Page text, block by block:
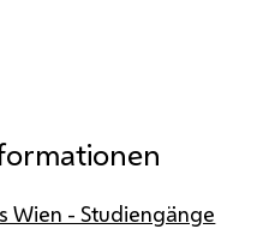
Wien - Studiengänge